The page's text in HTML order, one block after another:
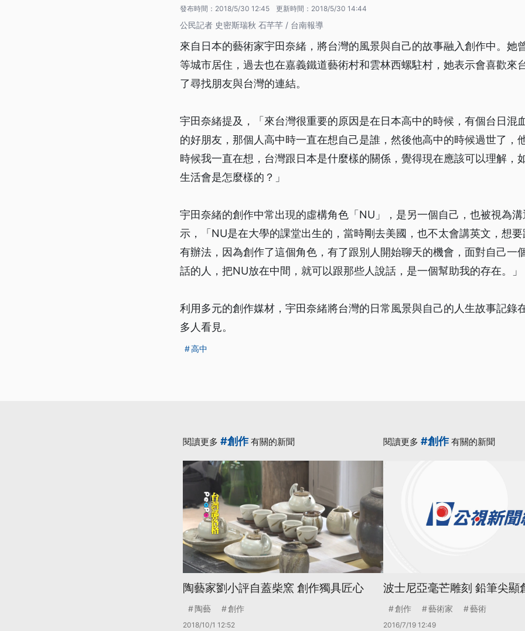
發布時間： 2018/5/30 12:45 更新時間： 2018/5/30 14:44
公民記者 史密斯瑞秋 石芊芊 / 台南報導
來自日本的藝術家宇田奈緒，將台灣的風景與自己的故事融入創作中。她
等城市居住，過去也在嘉義鐵道藝術村和雲林西螺駐村，她表示會喜歡來
了尋找朋友與台灣的連結。
宇田奈緒提及，「來台灣很重要的原因是在日本高中的時候，有個台日混
的好朋友，那個人高中時一直在想自己是誰，然後他高中的時候過世了，
時候我一直在想，台灣跟日本是什麼樣的關係，覺得現在應該可以理解，
生活會是怎麼樣的？」
宇田奈緒的創作中常出現的虛構角色「NU」，是另一個自己，也被視為
示，「NU是在大學的課堂出生的，當時剛去美國，也不太會講英文，想
有辦法，因為創作了這個角色，有了跟別人開始聊天的機會，面對自己一
話的人，把NU放在中間，就可以跟那些人說話，是一個幫助我的存在。」
利用多元的創作媒材，宇田奈緒將台灣的日常風景與自己的人生故事記錄
多人看見。
高中
閱讀更多 #創作有關的新聞
陶藝家劉小評自蓋柴窯 創作獨具匠心
陶藝 創作
2018/10/1 12:52
閱讀更多 #創作有關的新聞
波士尼亞毫芒雕刻 鉛筆尖顯
創作 藝術家 藝術
2016/7/19 12:49